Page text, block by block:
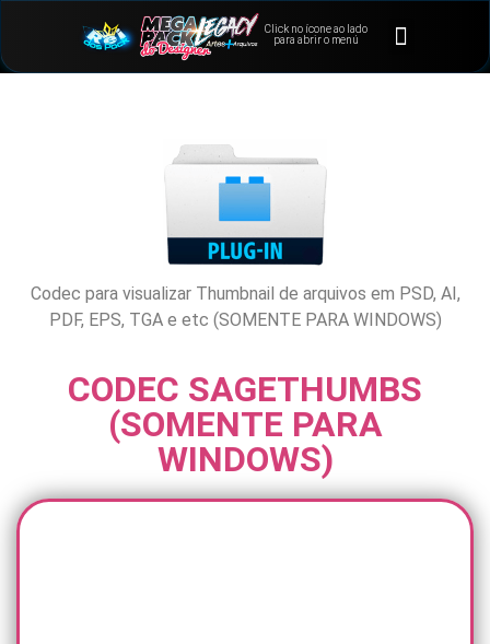
Click no ícone ao lado
para abrir o menú
Codec para visualizar Thumbnail de arquivos em PSD, AI,
PDF, EPS, TGA e etc (SOMENTE PARA WINDOWS)
CODEC SAGETHUMBS
(SOMENTE PARA
WINDOWS)